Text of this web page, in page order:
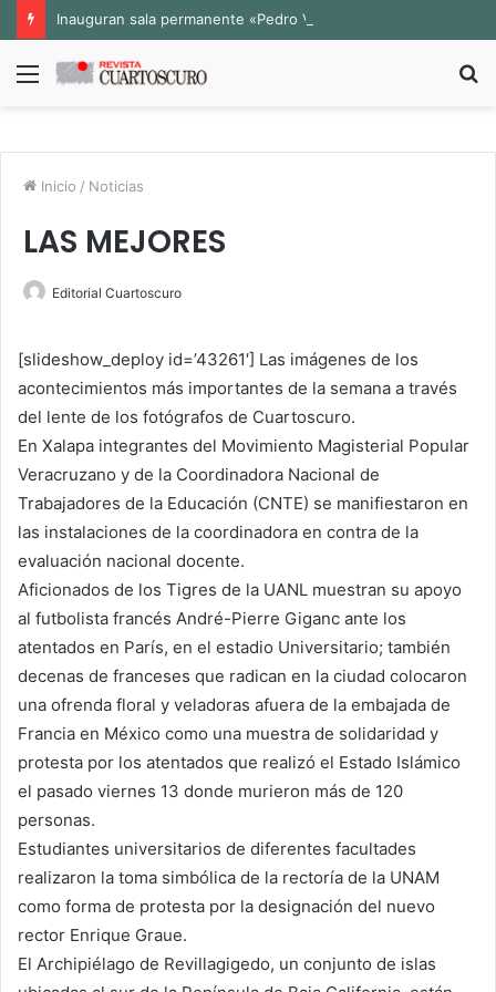
Menú
Inicio / Noticias
LAS MEJORES
Editorial Cuartoscuro
[slideshow_deploy id=’43261′] Las imágenes de los
acontecimientos más importantes de la semana a través
del lente de los fotógrafos de Cuartoscuro.
En Xalapa integrantes del Movimiento Magisterial Popular
Veracruzano y de la Coordinadora Nacional de
Trabajadores de la Educación (CNTE) se manifiestaron en
las instalaciones de la coordinadora en contra de la
evaluación nacional docente.
Aficionados de los Tigres de la UANL muestran su apoyo
al futbolista francés André-Pierre Giganc ante los
atentados en París, en el estadio Universitario; también
decenas de franceses que radican en la ciudad colocaron
una ofrenda floral y veladoras afuera de la embajada de
Francia en México como una muestra de solidaridad y
protesta por los atentados que realizó el Estado Islámico
el pasado viernes 13 donde murieron más de 120
personas.
Estudiantes universitarios de diferentes facultades
realizaron la toma simbólica de la rectoría de la UNAM
como forma de protesta por la designación del nuevo
rector Enrique Graue.
El Archipiélago de Revillagigedo, un conjunto de islas